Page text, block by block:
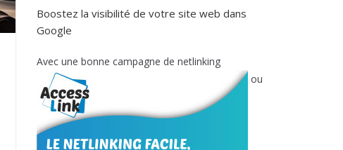
Boostez la visibilité de votre site web dans
Google
Avec une bonne campagne de netlinking
ou